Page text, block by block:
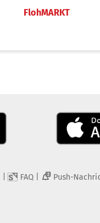
FlohMARKT
FAQ 2 Push-